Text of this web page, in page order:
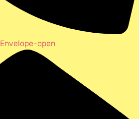
Envelope-open